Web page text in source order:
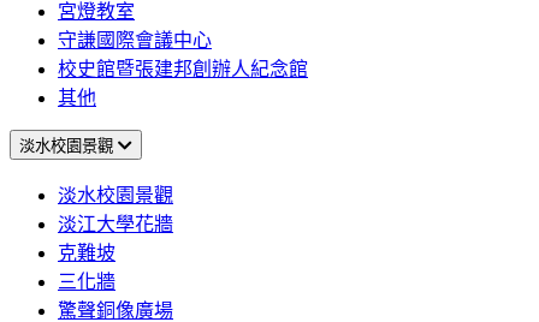
宮燈教室
守謙國際會議中心
校史館暨張建邦創辦人紀念館
其他
淡水校園景觀
淡水校園景觀
淡江大學花牆
克難坡
三化牆
驚聲銅像廣場